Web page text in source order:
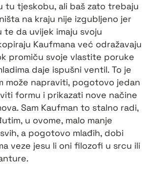
tu tjeskobu, ali baš zato trebaju
na kraju nije izgubljeno jer
te da uvijek imaju svoju
Kaufmana već odražavaju
promiču svoje vlastite poruke
daje ispušni ventil. To je
može napraviti, pogotovo jedan
formu i prikazati nove načine
Sam Kaufman to stalno radi,
u ovome, malo manje
a pogotovo mlađih, dobi
veze jesu li oni filozofi u srcu ili